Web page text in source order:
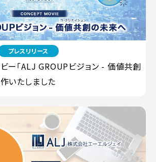
プレスリリース
ー「ALJ GROUPビジョン - 価値共創
いたしました